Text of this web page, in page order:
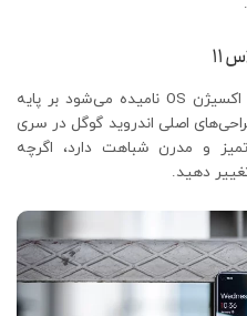
11
رابط کاربری وان پلاس 11 که اصطلاحاً اکسیژن OS نامیده می‌شود بر پایه
و مدرن شباهت دارد، اگرچه
دهید.